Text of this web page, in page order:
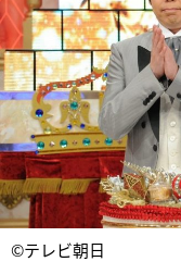
©テレビ朝日